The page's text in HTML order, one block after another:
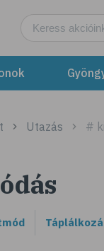
Utazás #